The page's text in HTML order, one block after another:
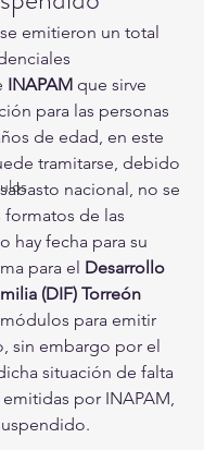
emitieron un total
INAPAM que sirve
para las personas
de edad, en este
tramitarse, debido
nacional, no se
de las
hay fecha para su
para el Desarrollo
(DIF) Torreón
para emitir
sin embargo por el
situación de falta
por INAPAM,